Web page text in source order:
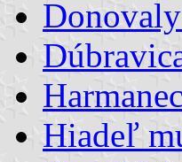
Hiadeľ